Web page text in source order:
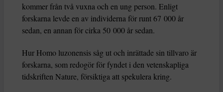
kommer från två vuxna och en ung person. Enligt
forskarna levde en av individerna för runt 67 000 år
sedan, en annan för cirka 50 000 år sedan.
Hur Homo luzonensis såg ut och inrättade sin tillvaro är
forskarna, som redogör för fyndet i den vetenskapliga
tidskriften Nature, försiktiga att spekulera kring.